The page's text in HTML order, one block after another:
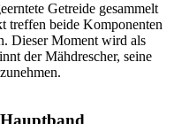
Getreide gesam­melt
treffen beide Kompo­nenten
Dieser Moment wird als
der Mähdre­scher, seine